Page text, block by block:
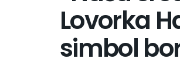
Lovorka
simbol